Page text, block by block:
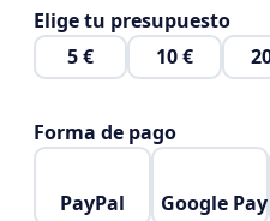
Elige tu presupuesto
5 €
10 €
Forma de pago
PayPal Google Pay